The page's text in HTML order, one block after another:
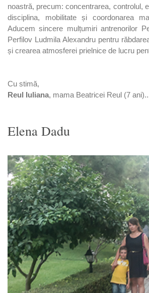
noastră, precum: concentrarea, controlul,
disciplina, mobilitate și coordonarea
Aducem sincere mulțumiri antrenorilor
Perfilov Ludmila Alexandru pentru
și crearea atmosferei prielnice de lucru
Cu stimă,
Reul Iuliana, mama Beatricei Reul (7
Elena Dadu